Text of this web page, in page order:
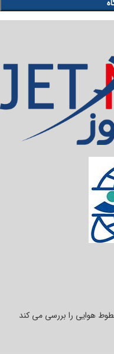
هوایی را بررسی می کند